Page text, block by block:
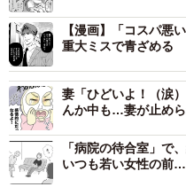
【漫画】「コスパ悪
重大ミスで青ざめる
妻「ひどいよ！（涙
んか中も…妻が止め
「病院の待合室」で
いつも若い女性の前…